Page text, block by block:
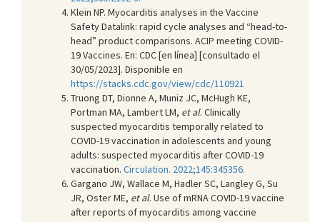
Klein NP. Myocarditis analyses in the Vaccine
Safety Datalink: rapid cycle analyses and “head-to-
head” product comparisons. ACIP meeting COVID-
19 Vaccines. En: CDC [en línea] [consultado el
30/05/2023]. Disponible en
https://stacks.cdc.gov/view/cdc/110921
Truong DT, Dionne A, Muniz JC, McHugh KE,
Portman MA, Lambert LM, et al. Clinically
suspected myocarditis temporally related to
COVID-19 vaccination in adolescents and young
adults: suspected myocarditis after COVID-19
vaccination. Circulation. 2022;145:345356.
Gargano JW, Wallace M, Hadler SC, Langley G, Su
JR, Oster ME, et al. Use of mRNA COVID-19 vaccine
after reports of myocarditis among vaccine